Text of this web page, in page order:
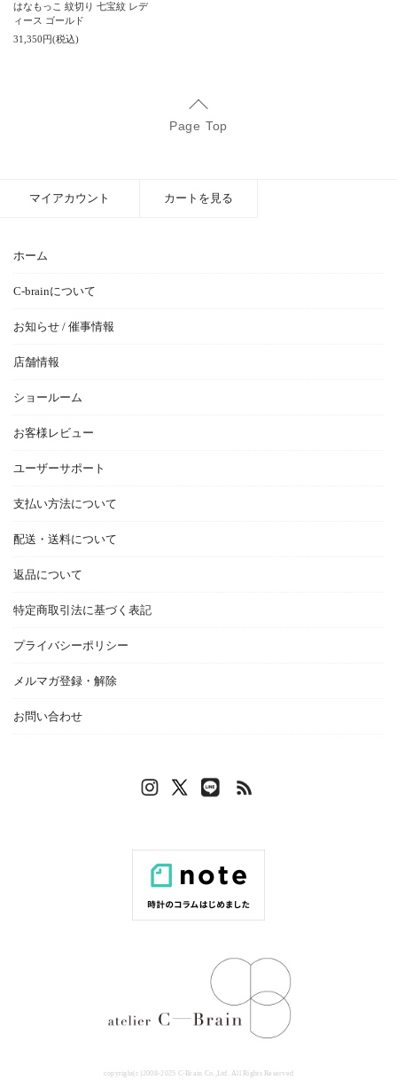
はなもっこ 紋切り 七宝紋 レデ
ィース ゴールド
31,350円(税込)
Page Top
ホーム
C-brainについて
お知らせ / 催事情報
店舗情報
ショールーム
お客様レビュー
ユーザーサポート
支払い方法について
配送・送料について
返品について
特定商取引法に基づく表記
プライバシーポリシー
メルマガ登録・解除
お問い合わせ
マイアカウント カートを見る
copyright(c)2008-2025 C-Brain Co.,Ltd. All Rights Reserved